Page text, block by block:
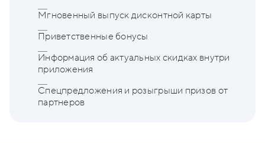
Мгновенный выпуск дисконтной карты
Приветственные бонусы
Информация об актуальных скидках внутри
приложения
Спецпредложения и розыгрыши призов от
партнеров